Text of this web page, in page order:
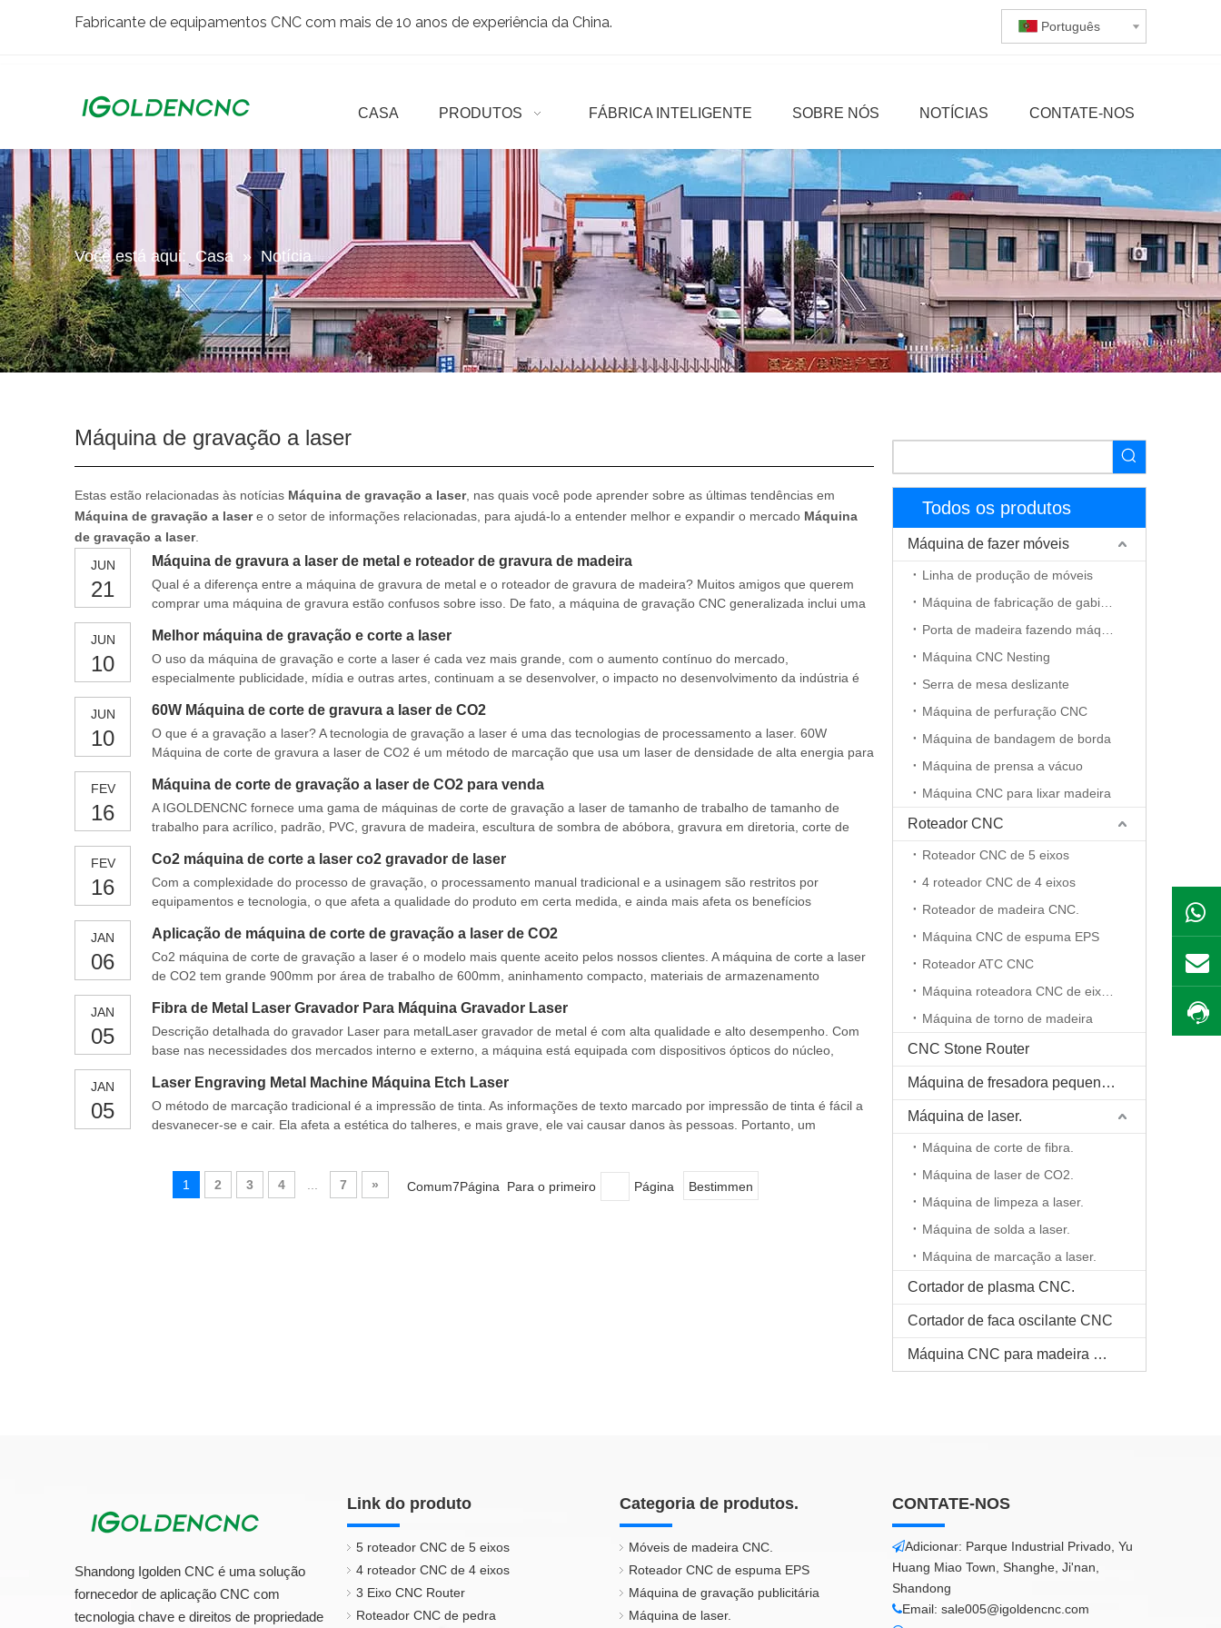
Fabricante de equipamentos CNC com mais de 10 anos de experiência da China. Português
CASA PRODUTOS FÁBRICA INTELIGENTE SOBRE NÓS NOTÍCIAS CONTATE-NOS
Você está aqui: Casa » Notícia
Máquina de gravação a laser
Estas estão relacionadas às notícias Máquina de gravação a laser, nas quais você pode aprender sobre as últimas tendências em
Máquina de gravação a lasere o setor de informações relacionadas, para ajudá-lo a entender melhor e expandir o mercado Máquina
de gravação a laser.
JUN
21
Máquina de gravura a laser de metal e roteador de gravura de madeira
Qual é a diferença entre a máquina de gravura de metal e o roteador de gravura de madeira? Muitos amigos que querem
comprar uma máquina de gravura estão confusos sobre isso. De fato, a máquina de gravação CNC generalizada inclui uma
JUN
10
Melhor máquina de gravação e corte a laser
O uso da máquina de gravação e corte a laser é cada vez mais grande, com o aumento contínuo do mercado,
especialmente publicidade, mídia e outras artes, continuam a se desenvolver, o impacto no desenvolvimento da indústria é
JUN
10
60W Máquina de corte de gravura a laser de CO2
O que é a gravação a laser? A tecnologia de gravação a laser é uma das tecnologias de processamento a laser. 60W
Máquina de corte de gravura a laser de CO2 é um método de marcação que usa um laser de densidade de alta energia para
FEV
16
Máquina de corte de gravação a laser de CO2 para venda
A IGOLDENCNC fornece uma gama de máquinas de corte de gravação a laser de tamanho de trabalho de tamanho de
trabalho para acrílico, padrão, PVC, gravura de madeira, escultura de sombra de abóbora, gravura em diretoria, corte de
controle numérico , e
FEV
16
Co2 máquina de corte a laser co2 gravador de laser
Com a complexidade do processo de gravação, o processamento manual tradicional e a usinagem são restritos por
equipamentos e tecnologia, o que afeta a qualidade do produto em certa medida, e ainda mais afeta os benefícios
JAN
06
Aplicação de máquina de corte de gravação a laser de CO2
Co2 máquina de corte de gravação a laser é o modelo mais quente aceito pelos nossos clientes. A máquina de corte a laser
de CO2 tem grande 900mm por área de trabalho de 600mm, aninhamento compacto, materiais de armazenamento
causados
JAN
05
Fibra de Metal Laser Gravador Para Máquina Gravador Laser
Descrição detalhada do gravador Laser para metalLaser gravador de metal é com alta qualidade e alto desempenho. Com
base nas necessidades dos mercados interno e externo, a máquina está equipada com dispositivos ópticos do núcleo,
JAN
05
Laser Engraving Metal Machine Máquina Etch Laser
O método de marcação tradicional é a impressão de tinta. As informações de texto marcado por impressão de tinta é fácil a
desvanecer-se e cair. Ela afeta a estética do talheres, e mais grave, ele vai causar danos às pessoas. Portanto, um
1 2 3 4 7 » Comum7Página Para o primeiro Página Bestimmen
Todos os produtos
Máquina de fazer móveis
Linha de produção de móveis
Máquina CNC Nesting
Serra de mesa deslizante
Máquina de perfuração CNC
Máquina de bandagem de borda
Máquina de prensa a vácuo
Máquina CNC para lixar madeira
Roteador CNC
Roteador CNC de 5 eixos
4 roteador CNC de 4 eixos
Roteador de madeira CNC.
Máquina CNC de espuma EPS
Roteador ATC CNC
Máquina de torno de madeira
CNC Stone Router
Máquina de fresadora pequena CNC
Máquina de laser.
Máquina de corte de fibra.
Máquina de laser de CO2.
Máquina de limpeza a laser.
Máquina de solda a laser.
Máquina de marcação a laser.
Cortador de plasma CNC.
Cortador de faca oscilante CNC
Máquina CNC para madeira maciça
Shandong Igolden CNC é uma solução
fornecedor de aplicação CNC com
tecnologia chave e direitos de propriedade
Link do produto
5 roteador CNC de 5 eixos
4 roteador CNC de 4 eixos
3 Eixo CNC Router
Roteador CNC de pedra
Categoria de produtos.
Móveis de madeira CNC.
Roteador CNC de espuma EPS
Máquina de gravação publicitária
Máquina de laser.
CONTATE-NOS
Adicionar: Parque Industrial Privado, Yu
Huang Miao Town, Shanghe, Ji'nan,
Shandong
Email: sale005@igoldencnc.com